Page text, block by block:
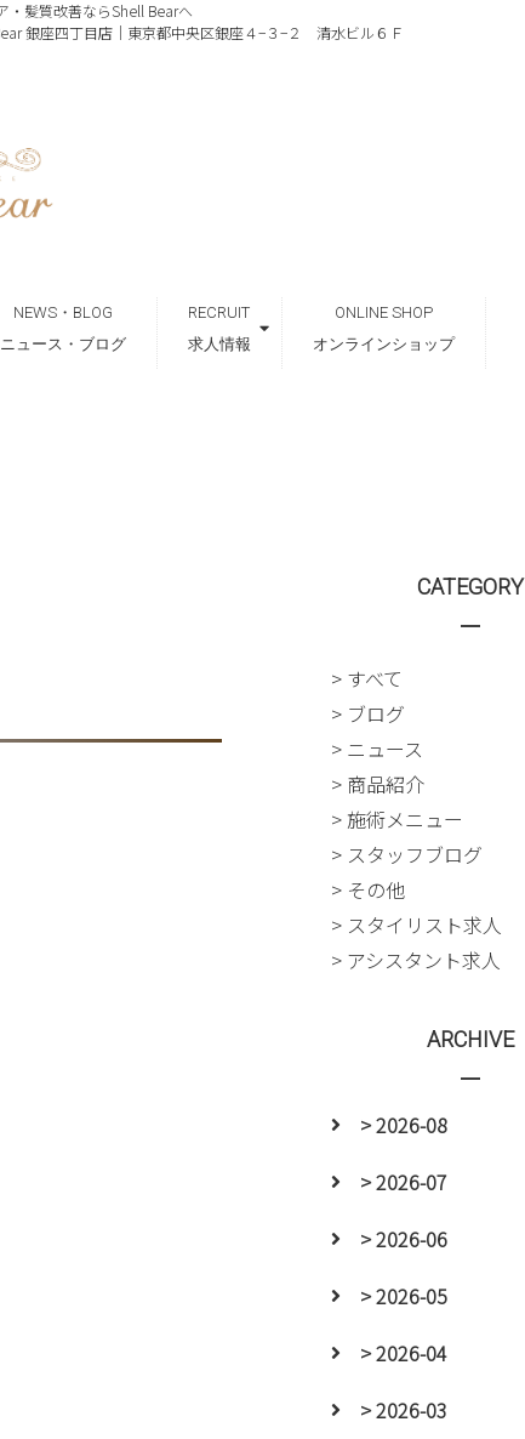
・髪質改善ならShell Bearへ
銀座四丁目店｜東京都中央区銀座４−３−２ 清水ビル６Ｆ
NEWS・BLOG
ニュース・ブログ
RECRUIT
求人情報
ONLINE SHOP
オンラインショップ
CATEGORY
> すべて
> ブログ
> ニュース
> 商品紹介
> 施術メニュー
> スタッフブログ
> その他
> スタイリスト求人
> アシスタント求人
ARCHIVE
> 2026-08
> 2026-07
> 2026-06
> 2026-05
> 2026-04
> 2026-03